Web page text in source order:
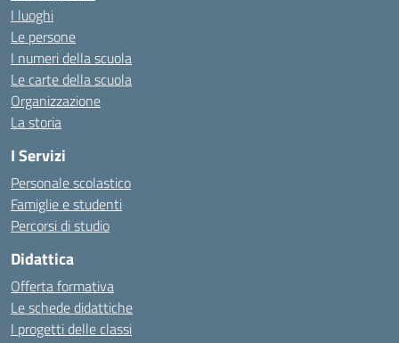
I luoghi
Le persone
I numeri della scuola
Le carte della scuola
Organizzazione
La storia
I Servizi
Personale scolastico
Famiglie e studenti
Percorsi di studio
Didattica
Offerta formativa
Le schede didattiche
I progetti delle classi